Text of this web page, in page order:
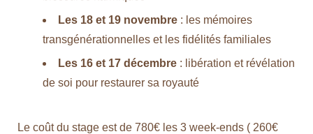
Les 18 et 19 novembre : les mémoires
transgénérationnelles et les fidélités familiales
Les 16 et 17 décembre : libération et révélation
de soi pour restaurer sa royauté
Le coût du stage est de 780€ les 3 week-ends ( 260€